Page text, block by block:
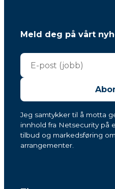
Meld deg på vårt
Jeg samtykker til å motta
innhold fra Netsecurity på
tilbud og markedsføring
arrangementer.